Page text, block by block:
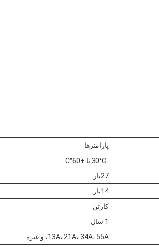
پارامترها
-30°C تا +60°C
27بار
14بار
کارتن
1 سال
13A، 21A، 34A، 55A، و غیره